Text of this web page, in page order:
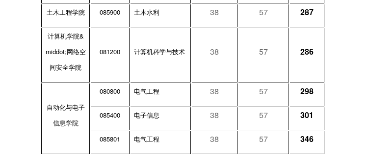
土木工程学院 085900 土木水利 38 57 287
计算机学院&
middot; 网络空
间安全学院
081200 计算机科学与技术 38 57 286
自动化与电子
信息学院
080800 电气工程 38 57 298
085400 电子信息 38 57 301
085801 电气工程 38 57 346